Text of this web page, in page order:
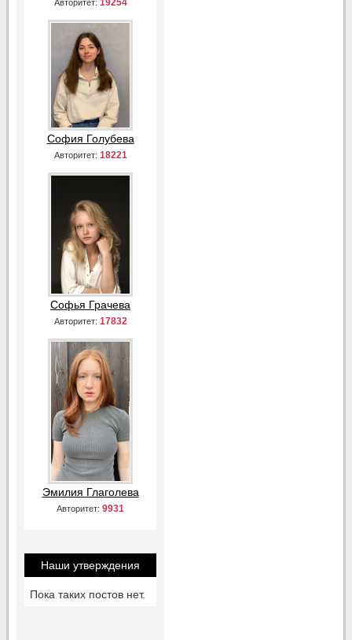
Авторитет: 19254
София Голубева
Авторитет: 18221
Софья Грачева
Авторитет: 17832
Эмилия Глаголева
Авторитет: 9931
Наши утверждения
Пока таких постов нет.